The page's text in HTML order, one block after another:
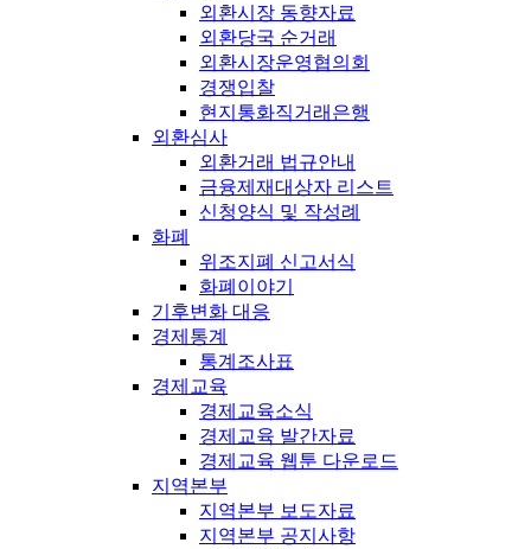
외환시장 동향자료
외환당국 순거래
외환시장운영협의회
경쟁입찰
현지통화직거래은행
외환심사
외환거래 법규안내
금융제재대상자 리스트
신청양식 및 작성례
화폐
위조지폐 신고서식
화폐이야기
기후변화 대응
경제통계
통계조사표
경제교육
경제교육소식
경제교육 발간자료
경제교육 웹툰 다운로드
지역본부
지역본부 보도자료
지역본부 공지사항